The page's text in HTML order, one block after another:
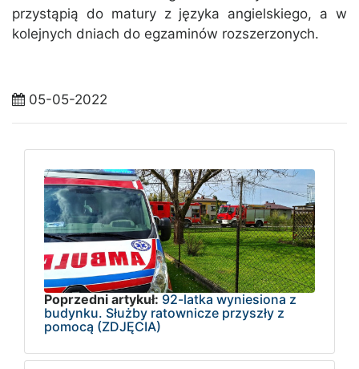
przystąpią do matury z języka angielskiego, a w
kolejnych dniach do egzaminów rozszerzonych.
05-05-2022
Poprzedni artykuł: 92-latka wyniesiona z
budynku. Służby ratownicze przyszły z
pomocą (ZDJĘCIA)